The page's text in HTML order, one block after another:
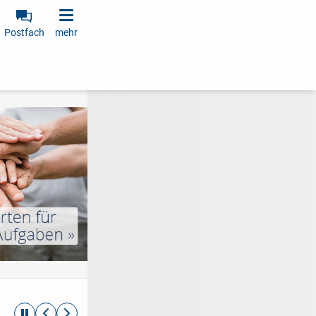
Postfach mehr